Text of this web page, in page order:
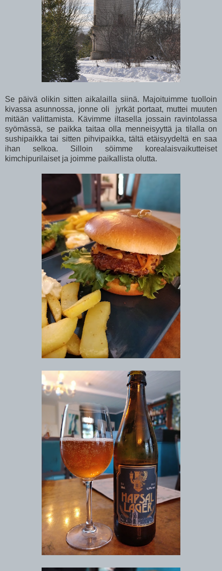
Se päivä olikin sitten aikalailla siinä. Majoituimme tuolloin
kivassa asunnossa, jonne oli jyrkät portaat, muttei muuten
mitään valittamista. Kävimme iltasella jossain ravintolassa
syömässä, se paikka taitaa olla menneisyyttä ja tilalla on
sushipaikka tai sitten pihvipaikka, tältä etäisyydeltä en saa
ihan selkoa. Silloin söimme korealaisvaikutteiset
kimchipurilaiset ja joimme paikallista olutta.